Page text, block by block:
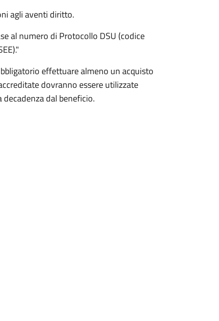
agli aventi diritto.
al numero di Protocollo DSU (codice
effettuare almeno un acquisto
dovranno essere utilizzate
dal beneficio.​